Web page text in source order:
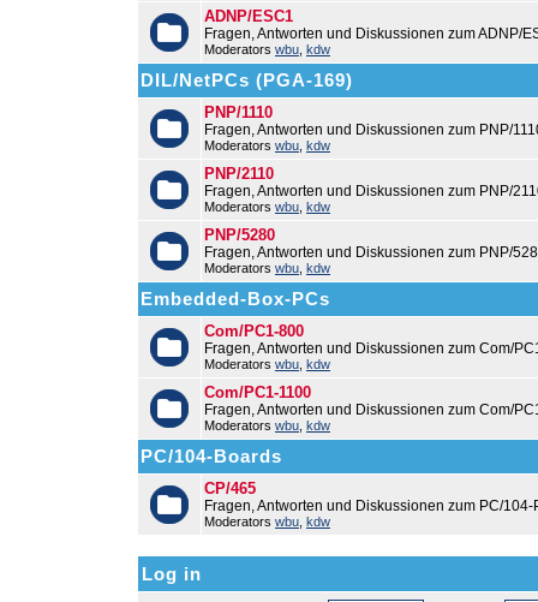
ADNP/ESC1
Fragen, Antworten und Diskussionen zum ADNP/
Moderators wbu kdw
DIL/NetPCs (PGA-169)
PNP/1110
Fragen, Antworten und Diskussionen zum PNP/
Moderators wbu kdw
PNP/2110
Fragen, Antworten und Diskussionen zum PNP/
Moderators wbu kdw
PNP/5280
Fragen, Antworten und Diskussionen zum PNP/
Moderators wbu kdw
Embedded-Box-PCs
Com/PC1-800
Fragen, Antworten und Diskussionen zum Com/
Moderators wbu kdw
Com/PC1-1100
Fragen, Antworten und Diskussionen zum Com/
Moderators wbu kdw
PC/104-Boards
CP/465
Fragen, Antworten und Diskussionen zum PC/
Moderators wbu kdw
Log in